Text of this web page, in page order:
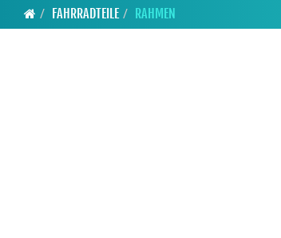
FAHRRADTEILE
RAHMEN